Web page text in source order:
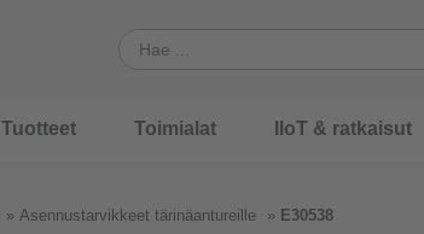
Tuotteet Toimialat IIoT & ratkaisut
Asennustarvikkeet tärinäantureille E30538